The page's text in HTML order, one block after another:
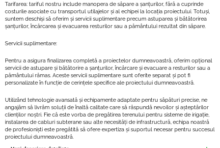
Tarifarea: tariful nostru include manopera de săpare a șanțurilor, fără a cuprinde
costurile asociate cu transportul utilajelor și al echipei la locația proiectului. Totuși,
suntem deschiși să oferim și servicii suplimentare precum astuparea și bătătorirea
șanțurilor, încărcarea și evacuarea resturilor sau a pământului rezultat din săpare.
Servicii suplimentare:
Pentru a asigura finalizarea completă a proiectelor dumneavoastră, oferim opțional
servicii de astupare și bătătorire a șanțurilor, încărcare și evacuare a resturilor sau a
pământului rămas. Aceste servicii suplimentare sunt oferite separat și pot fi
personalizate în funcție de cerințele specifice ale proiectului dumneavoastră.
Utilizând tehnologie avansată și echipamente adaptate pentru săpături precise, ne
angajăm să livrăm soluții de înaltă calitate care să răspundă nevoilor și așteptărilor
clienților noștri. Fie că este vorba de pregătirea terenului pentru sisteme de irigație,
instalarea de cabluri subterane sau alte necesități de infrastructură, echipa noastră
de profesioniști este pregătită să ofere expertiza și suportul necesar pentru succesul
proiectului dumneavoastră.